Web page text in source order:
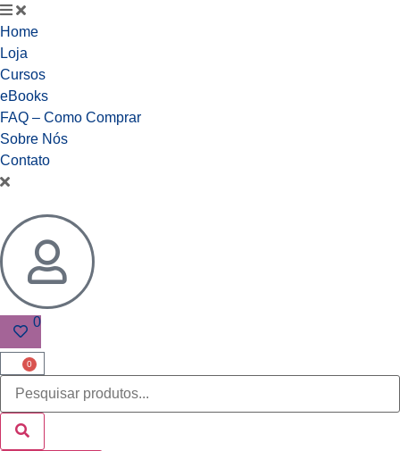
Home
Loja
Cursos
eBooks
FAQ – Como Comprar
Sobre Nós
Contato
0
0